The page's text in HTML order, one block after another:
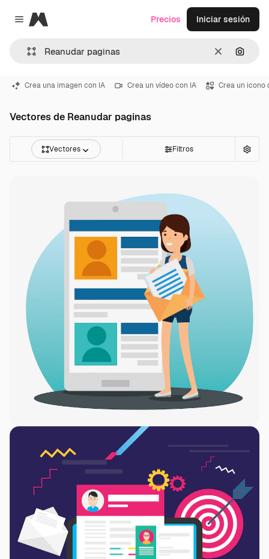
Close menu
Magnific
Borrar
Precios Iniciar sesión
Crea una imagen con IA Crea un vídeo con IA Crea un icono
Vectores de Reanudar paginas
Vectores Filtros